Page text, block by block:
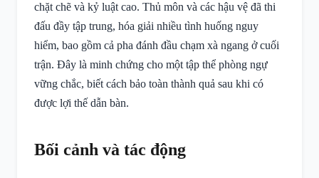
chặt chẽ và kỷ luật cao. Thủ môn và các hậu vệ đã thi
đấu đầy tập trung, hóa giải nhiều tình huống nguy
hiểm, bao gồm cả pha đánh đầu chạm xà ngang ở cuối
trận. Đây là minh chứng cho một tập thể phòng ngự
vững chắc, biết cách bảo toàn thành quả sau khi có
được lợi thế dẫn bàn.
Bối cảnh và tác động